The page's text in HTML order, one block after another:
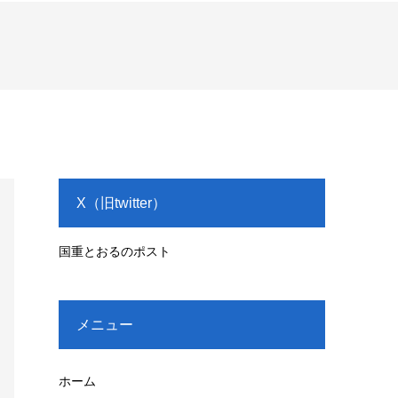
X（旧twitter）
国重とおるのポスト
メニュー
ホーム